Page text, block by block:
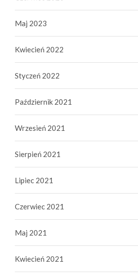
Maj 2023
Kwiecień 2022
Styczeń 2022
Październik 2021
Wrzesień 2021
Sierpień 2021
Lipiec 2021
Czerwiec 2021
Maj 2021
Kwiecień 2021